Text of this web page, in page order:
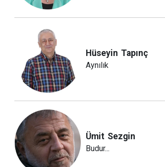
Hüseyin Tapınç
Aynılık
Ümit Sezgin
Budur...